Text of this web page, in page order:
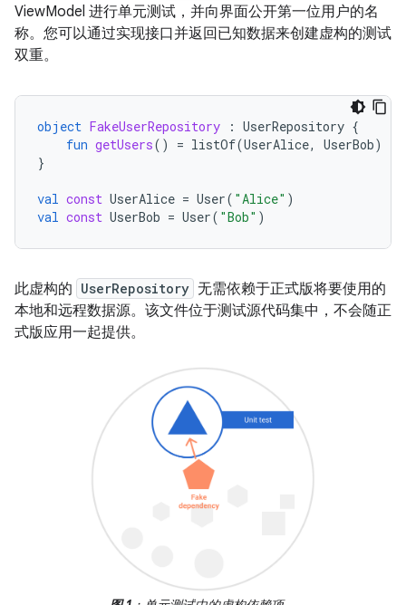
ViewModel 进行单元测试，并向界面公开第一位用户的名
称。您可以通过实现接口并返回已知数据来创建虚构的测试
双重。
object FakeUserRepository : UserRepository {
fun getUsers() = listOf(UserAlice, UserBob)
}
val const UserAlice = User( "Alice" )
val const UserBob = User( "Bob" )
此虚构的 UserRepository 无需依赖于正式版将要使用的
本地和远程数据源。该文件位于测试源代码集中，不会随正
式版应用一起提供。